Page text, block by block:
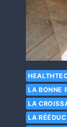
LA BONNE
LA
LA